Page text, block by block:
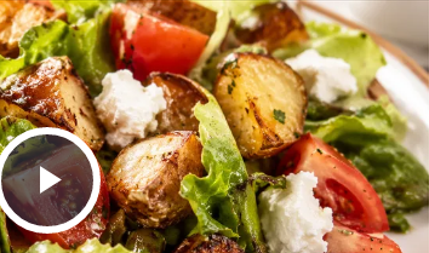
Play Video